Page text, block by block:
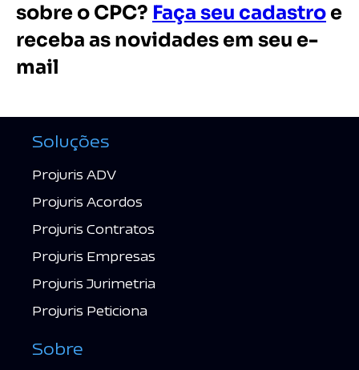
sobre o CPC? Faça seu cadastro e
receba as novidades em seu e-
mail
Soluções
Projuris ADV
Projuris Acordos
Projuris Contratos
Projuris Empresas
Projuris Jurimetria
Projuris Peticiona
Sobre